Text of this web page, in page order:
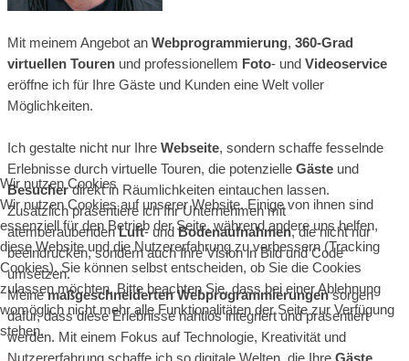
Mit meinem Angebot an Webprogrammierung, 360-Grad
virtuellen Touren und professionellem Foto- und Videoservice
eröffne ich für Ihre Gäste und Kunden eine Welt voller
Möglichkeiten.
Ich gestalte nicht nur Ihre Webseite, sondern schaffe fesselnde
Erlebnisse durch virtuelle Touren, die potenzielle Gäste und
Besucherdirekt in Räumlichkeiten eintauchen lassen.
Zusätzlich präsentiere ich Ihr Unternehmen mit
atemberaubendenLuft- undBodenaufnahmen, die nicht nur
beeindrucken, sondern auch Ihre Vision in Bild und Code
umsetzen.
Meinemaßgeschneiderten Webprogrammierungensorgen
dafür, dass diese Erlebnisse nahtlos integriert und präsentiert
werden. Mit einem Fokus auf Technologie, Kreativität und
Nutzererfahrung schaffe ich so digitale Welten, die Ihre Gäste
Wir nutzen Cookies
Wir nutzen Cookies auf unserer Website. Einige von ihnen sind
essenziell für den Betrieb der Seite, während andere uns helfen,
diese Website und die Nutzererfahrung zu verbessern (Tracking
Cookies). Sie können selbst entscheiden, ob Sie die Cookies
zulassen möchten. Bitte beachten Sie, dass bei einer Ablehnung
womöglich nicht mehr alle Funktionalitäten der Seite zur Verfügung
stehen.